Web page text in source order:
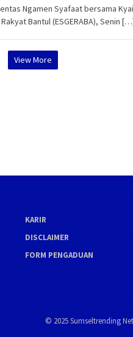
Ngamen Syafaat bersama
Bantul (ESGERABA), Senin
View More
KARIR
DISCLAIMER
FORM PENGADUAN
© 2025 Sumseltrending